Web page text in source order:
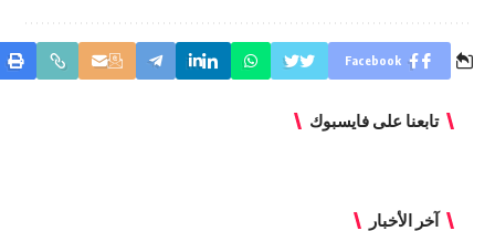
Facebook
تابعنا على فايسبوك
آخر الأخبار